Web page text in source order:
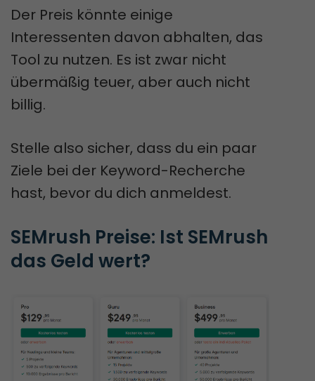
Der Preis könnte einige
Interessenten davon abhalten, das
Tool zu nutzen. Es ist zwar nicht
übermäßig teuer, aber auch nicht
billig.
Stelle also sicher, dass du ein paar
Ziele bei der Keyword-Recherche
hast, bevor du dich anmeldest.
SEMrush Preise: Ist SEMrush
das Geld wert?